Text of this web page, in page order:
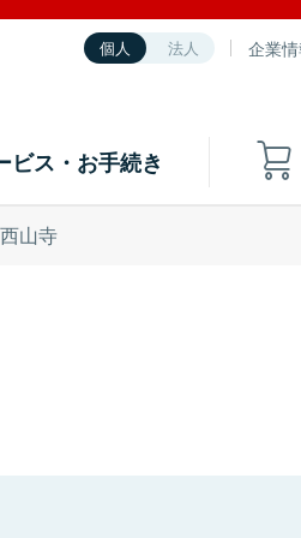
個人 法人 企業
ビス・お手続き
西山寺